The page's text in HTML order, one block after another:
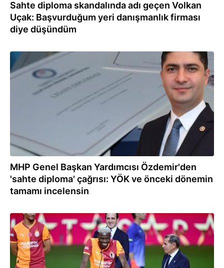
Sahte diploma skandalında adı geçen Volkan
Uçak: Başvurduğum yeri danışmanlık firması
diye düşündüm
04.08.2025
MHP Genel Başkan Yardımcısı Özdemir'den
'sahte diploma' çağrısı: YÖK ve önceki dönemin
tamamı incelensin
02.08.2025